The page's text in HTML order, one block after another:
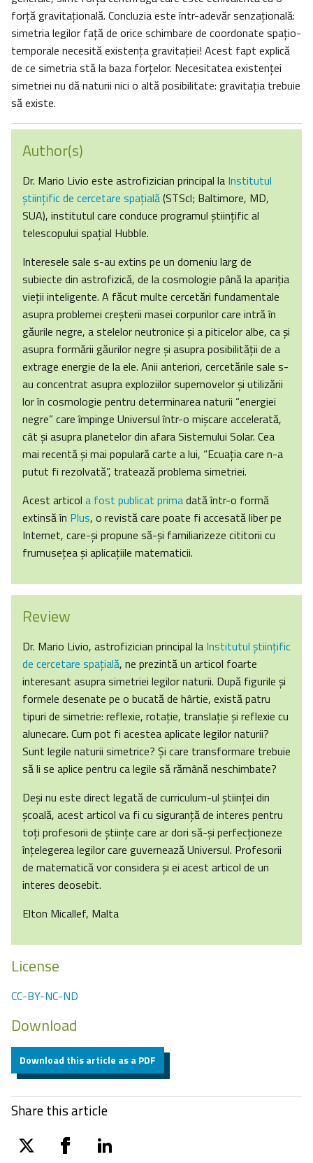
forţă gravitaţională. Concluzia este într-adevăr senzaţională:
simetria legilor faţă de orice schimbare de coordonate spaţio-
temporale necesită existenţa gravitaţiei! Acest fapt explică
de ce simetria stă la baza forţelor. Necesitatea existenţei
simetriei nu dă naturii nici o altă posibilitate: gravitaţia trebuie
să existe.
Author(s)
Dr. Mario Livio este astrofizician principal la Institutul
ştiinţific de cercetare spaţială(STScl; Baltimore, MD,
SUA), institutul care conduce programul ştiinţific al
telescopului spaţial Hubble.
Interesele sale s-au extins pe un domeniu larg de
subiecte din astrofizică, de la cosmologie până la apariţia
vieţii inteligente. A făcut multe cercetări fundamentale
asupra problemei creşterii masei corpurilor care intră în
găurile negre, a stelelor neutronice şi a piticelor albe, ca şi
asupra formării găurilor negre şi asupra posibilităţii de a
extrage energie de la ele. Anii anteriori, cercetările sale s-
au concentrat asupra exploziilor supernovelor şi utilizării
lor în cosmologie pentru determinarea naturii “energiei
negre” care împinge Universul într-o mişcare accelerată,
cât şi asupra planetelor din afara Sistemului Solar. Cea
mai recentă şi mai populară carte a lui, “Ecuaţia care n-a
putut fi rezolvată”, tratează problema simetriei.
Acest articol a fost publicat primadată într-o formă
extinsă în Plus, o revistă care poate fi accesată liber pe
Internet, care-şi propune să-şi familiarizeze cititorii cu
frumuseţea şi aplicaţiile matematicii.
Review
Dr. Mario Livio, astrofizician principal la Institutul ştiinţific
de cercetare spaţială, ne prezintă un articol foarte
interesant asupra simetriei legilor naturii. După figurile şi
formele desenate pe o bucată de hârtie, există patru
tipuri de simetrie: reflexie, rotaţie, translaţie şi reflexie cu
alunecare. Cum pot fi acestea aplicate legilor naturii?
Sunt legile naturii simetrice? Şi care transformare trebuie
să li se aplice pentru ca legile să rămână neschimbate?
Deşi nu este direct legată de curriculum-ul ştiinţei din
şcoală, acest articol va fi cu siguranţă de interes pentru
toţi profesorii de ştiinţe care ar dori să-şi perfecţioneze
înţelegerea legilor care guvernează Universul. Profesorii
de matematică vor considera şi ei acest articol de un
interes deosebit.
Elton Micallef, Malta
License
CC-BY-NC-ND
Download
Download this article as a PDF
Share this article
twitter facebooklinkedin